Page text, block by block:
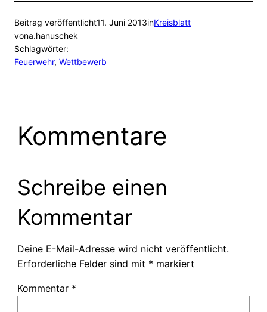
Beitrag veröffentlicht11. Juni 2013inKreisblatt
vona.hanuschek
Schlagwörter:
Feuerwehr, Wettbewerb
Kommentare
Schreibe einen
Kommentar
Deine E-Mail-Adresse wird nicht veröffentlicht.
Erforderliche Felder sind mit * markiert
Kommentar *